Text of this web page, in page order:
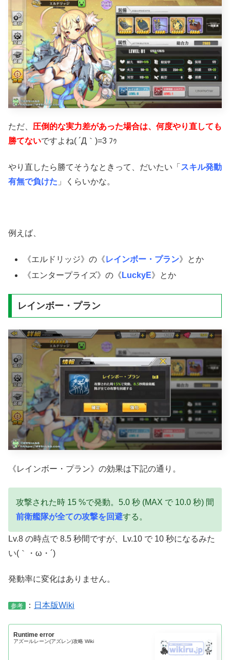
ただ、 圧倒的な実力差があった場合は、何度やり直しても
勝てないですよね( ´Д｀)=3 ﾌｩ
やり直したら勝てそうなときって、だいたい「 スキル発動
有無で負けた 」くらいかな。
例えば、
《エルドリッジ》の《レインボー・プラン》とか
《エンタープライズ》の《 LuckyE》とか
レインボー・プラン
《レインボー・プラン》の効果は下記の通り。
攻撃された時 15 %で発動。5.0 秒 (MAX で 10.0 秒) 間
前衛艦隊が全ての攻撃を回避する。
Lv.8 の時点で 8.5 秒間ですが、Lv.10 で 10 秒になるみた
い(｀・ω・´)
発動率に変化はありません。
参考 ： 日本版Wiki
Runtime error
アズールレーン(アズレン)攻略 Wiki